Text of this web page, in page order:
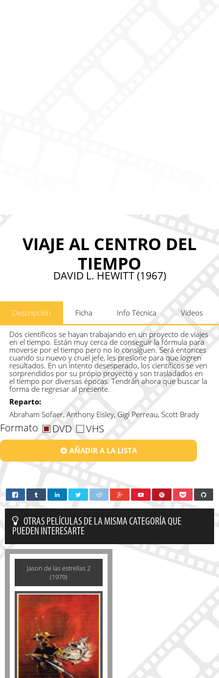
VIAJE AL CENTRO DEL
TIEMPO
DAVID L. HEWITT (1967)
Descripción Ficha Info Técnica Vídeos
Dos científicos se hayan trabajando en un proyecto de viajes
en el tiempo. Están muy cerca de conseguir la fórmula para
moverse por el tiempo pero no lo consiguen. Será entonces
cuando su nuevo y cruel jefe, les presione para que logren
resultados. En un intento desesperado, los científicos se ven
sorprendidos por su própio proyecto y son trasladados en
el tiempo por diversas épocas. Tendrán ahora que buscar la
forma de regresar al presente.
Reparto:
Abraham Sofaer, Anthony Eisley, Gigi Perreau, Scott Brady
Formato DVD VHS
AÑADIR A LA LISTA
OTRAS PELÍCULAS DE LA MISMA CATEGORÍA QUE
PUEDEN INTERESARTE
Jason de las estrellas 2
(1979)